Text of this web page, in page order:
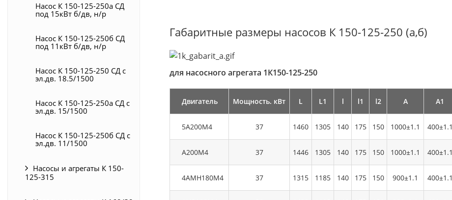
Насос К 150-125-250а СД
под 15кВт б/дв, н/р
Насос К 150-125-250б СД
под 11кВт б/дв, н/р
Насос К 150-125-250 СД с
эл.дв. 18.5/1500
Насос К 150-125-250а СД с
эл.дв. 15/1500
Насос К 150-125-250б СД с
эл.дв. 11/1500
Насосы и агрегаты К 150-
125-315
Габаритные размеры насосов К 150-125-250 (а,б)
для насосного агрегата 1К150-125-250
Двигатель Мощность. кВт L L1 l l1 l2 А А1
5А200М4 37 1460 1305 140 175 150 1000±1.1 400±1.1
А200М4 37 1446 1305 140 175 150 1000±1.1 400±1.1
4АМН180М4 37 1315 1185 140 175 150 900±1.1 400±1.1